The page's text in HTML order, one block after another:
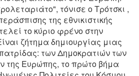
τόνισε ο Τρότσκι ,
της εθνικιστικής
το κύριο φρένο στην
ζήτημα δημιουργίας μιας
των Δημοκρατιών των
της Ευρώπης, το πρώτο βήμα